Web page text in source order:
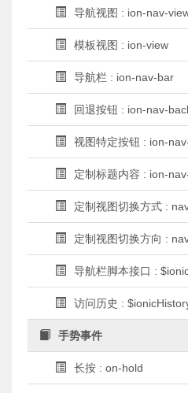
导航视图 : ion-nav-
模板视图 : ion-view
导航栏 : ion-nav-bar
回退按钮 : ion-nav-
视图特定按钮 : ion-
定制标题内容 : ion-
定制视图切换方式 :
定制视图切换方向 :
导航栏脚本接口 :
访问历史 :
手势事件
长按 : on-hold